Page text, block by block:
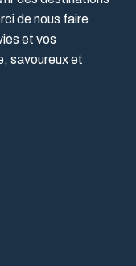
de nous faire
et vos
savoureux et